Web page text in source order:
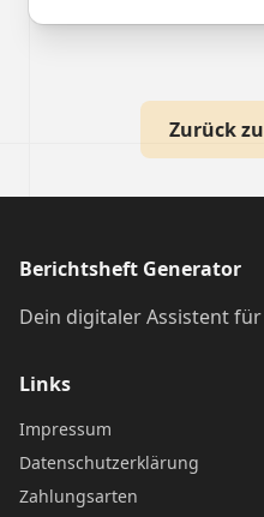
Zurück
Berichtsheft Generator
Dein digitaler Assistent
Links
Impressum
Datenschutzerklärung
Zahlungsarten